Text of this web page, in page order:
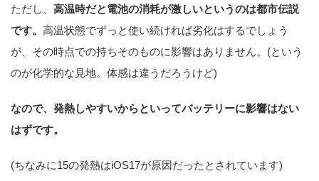
ただし、 高温時だと電池の消耗が激しいというのは都市伝説
です。 高温状態でずっと使い続ければ劣化はするでしょう
が、その時点での持ちそのものに影響はありません。(という
のが化学的な見地。体感は違うだろうけど)
なので、発熱しやすいからといってバッテリーに影響はない
はずです。
(ちなみに15の発熱はiOS17が原因だったとされています)